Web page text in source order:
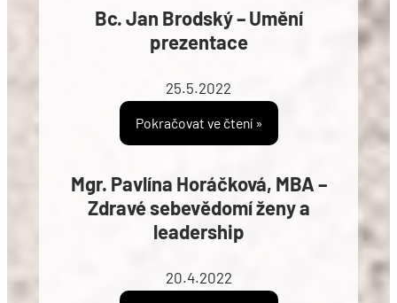
Bc. Jan Brodský – Umění
prezentace
25.5.2022
Pokračovat ve čtení »
Mgr. Pavlína Horáčková, MBA –
Zdravé sebevědomí ženy a
leadership
20.4.2022